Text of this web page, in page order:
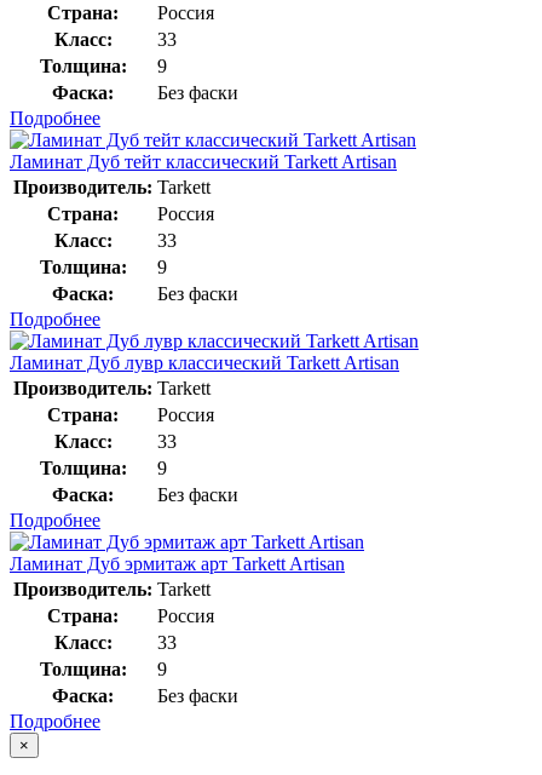
Страна:
Россия
Класс:
33
Толщина:
9
Фаска:
Без фаски
Подробнее
Ламинат Дуб тейт классический Tarkett Artisan
Производитель: Tarkett
Страна:
Россия
Класс:
33
Толщина:
9
Фаска:
Без фаски
Подробнее
Ламинат Дуб лувр классический Tarkett Artisan
Производитель: Tarkett
Страна:
Россия
Класс:
33
Толщина:
9
Фаска:
Без фаски
Подробнее
Ламинат Дуб эрмитаж арт Tarkett Artisan
Производитель: Tarkett
Страна:
Россия
Класс:
33
Толщина:
9
Фаска:
Без фаски
Подробнее
×